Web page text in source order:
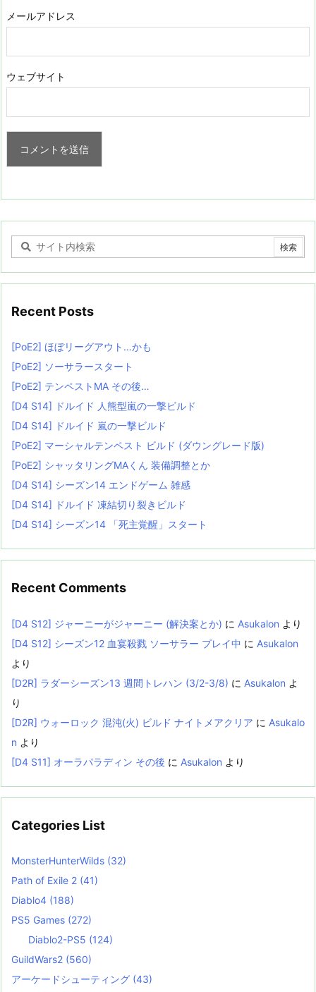
メールアドレス
ウェブサイト
Recent Posts
[PoE2] ほぼリーグアウト…かも
[PoE2] ソーサラースタート
[PoE2] テンペストMA その後…
[D4 S14] ドルイド 人熊型嵐の一撃ビルド
[D4 S14] ドルイド 嵐の一撃ビルド
[PoE2] マーシャルテンペスト ビルド (ダウングレード版)
[PoE2] シャッタリングMAくん 装備調整とか
[D4 S14] シーズン14 エンドゲーム 雑感
[D4 S14] ドルイド 凍結切り裂きビルド
[D4 S14] シーズン14 「死主覚醒」スタート
Recent Comments
[D4 S12] ジャーニーがジャーニー (解決案とか) に Asukalon より
[D4 S12] シーズン12 血宴殺戮 ソーサラー プレイ中 に Asukalon
より
[D2R] ラダーシーズン13 週間トレハン (3/2-3/8) に Asukalon よ
り
[D2R] ウォーロック 混沌(火) ビルド ナイトメアクリア に Asukalo
n より
[D4 S11] オーラパラディン その後 に Asukalon より
Categories List
MonsterHunterWilds (32)
Path of Exile 2 (41)
Diablo4 (188)
PS5 Games (272)
Diablo2-PS5 (124)
GuildWars2 (560)
アーケードシューティング (43)